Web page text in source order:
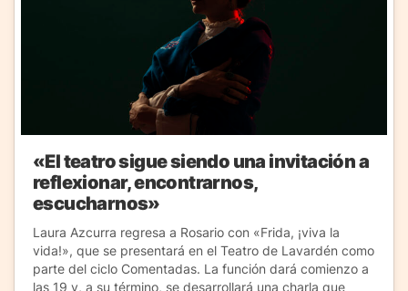
«El teatro sigue siendo una invitación a
reflexionar, encontrarnos,
escucharnos»
Laura Azcurra regresa a Rosario con «Frida, ¡viva la
vida!», que se presentará en el Teatro de Lavardén como
parte del ciclo Comentadas. La función dará comienzo a
las 19 y, a su término, se desarrollará una charla que